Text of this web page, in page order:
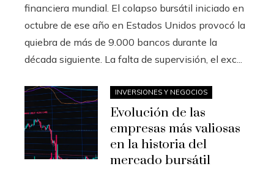
financiera mundial. El colapso bursátil iniciado en
octubre de ese año en Estados Unidos provocó la
quiebra de más de 9.000 bancos durante la
década siguiente. La falta de supervisión, el exc...
INVERSIONES Y NEGOCIOS
Evolución de las
empresas más valiosas
en la historia del
mercado bursátil